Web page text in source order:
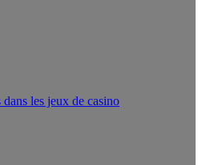
les jeux de casino